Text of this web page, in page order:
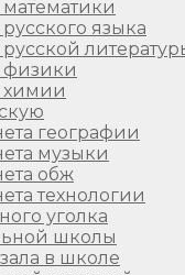
языка
физики
химии
географии
музыки
обж
технологии
уголка
школы
в школе